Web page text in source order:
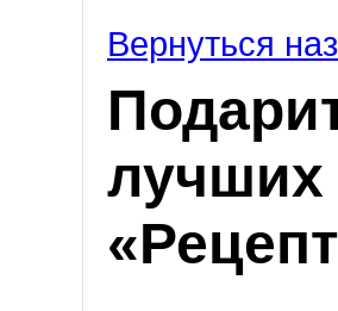
Вернуться
лучших